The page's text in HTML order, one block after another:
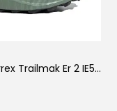
Adidas Ayakkabı Terrex Trailmak Er 2 IE5146